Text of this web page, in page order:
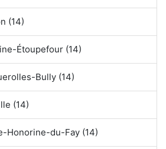
(14)
Étoupefour (14)
Bully (14)
(14)
Honorine-du-Fay (14)